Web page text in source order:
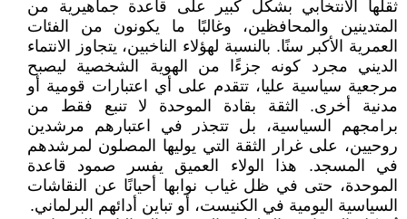
ثقلها الانتخابي بشكل كبير على قاعدة جماهيرية من
المتدينين والمحافظين، وغالبًا ما يكونون من الفئات
العمرية الأكبر سنًا. بالنسبة لهؤلاء الناخبين، يتجاوز الانتماء
الديني مجرد كونه جزءًا من الهوية الشخصية ليصبح
مرجعية سياسية عليا، تتقدم على أي اعتبارات قومية أو
مدنية أخرى. الثقة بقادة الموحدة لا تنبع فقط من
برامجهم السياسية، بل تتجذر في اعتبارهم مرشدين
روحيين، على غرار الثقة التي يوليها المصلون لمرشدهم
في المسجد. هذا الولاء العميق يفسر صمود قاعدة
الموحدة، حتى في ظل غياب نوابها أحيانًا عن النقاشات
السياسية اليومية في الكنيست، أو تباين أدائهم البرلماني.